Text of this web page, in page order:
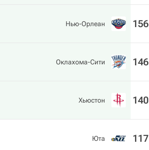
Нью-Орлеан 156
Оклахома-Сити 146
Хьюстон 140
Юта 117